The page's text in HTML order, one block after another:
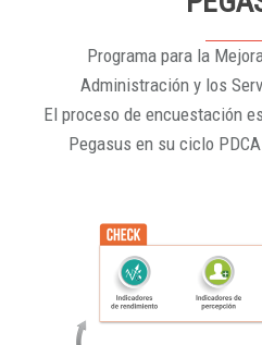
Programa para la
Administración y los
El proceso de encuestación
Pegasus en su ciclo